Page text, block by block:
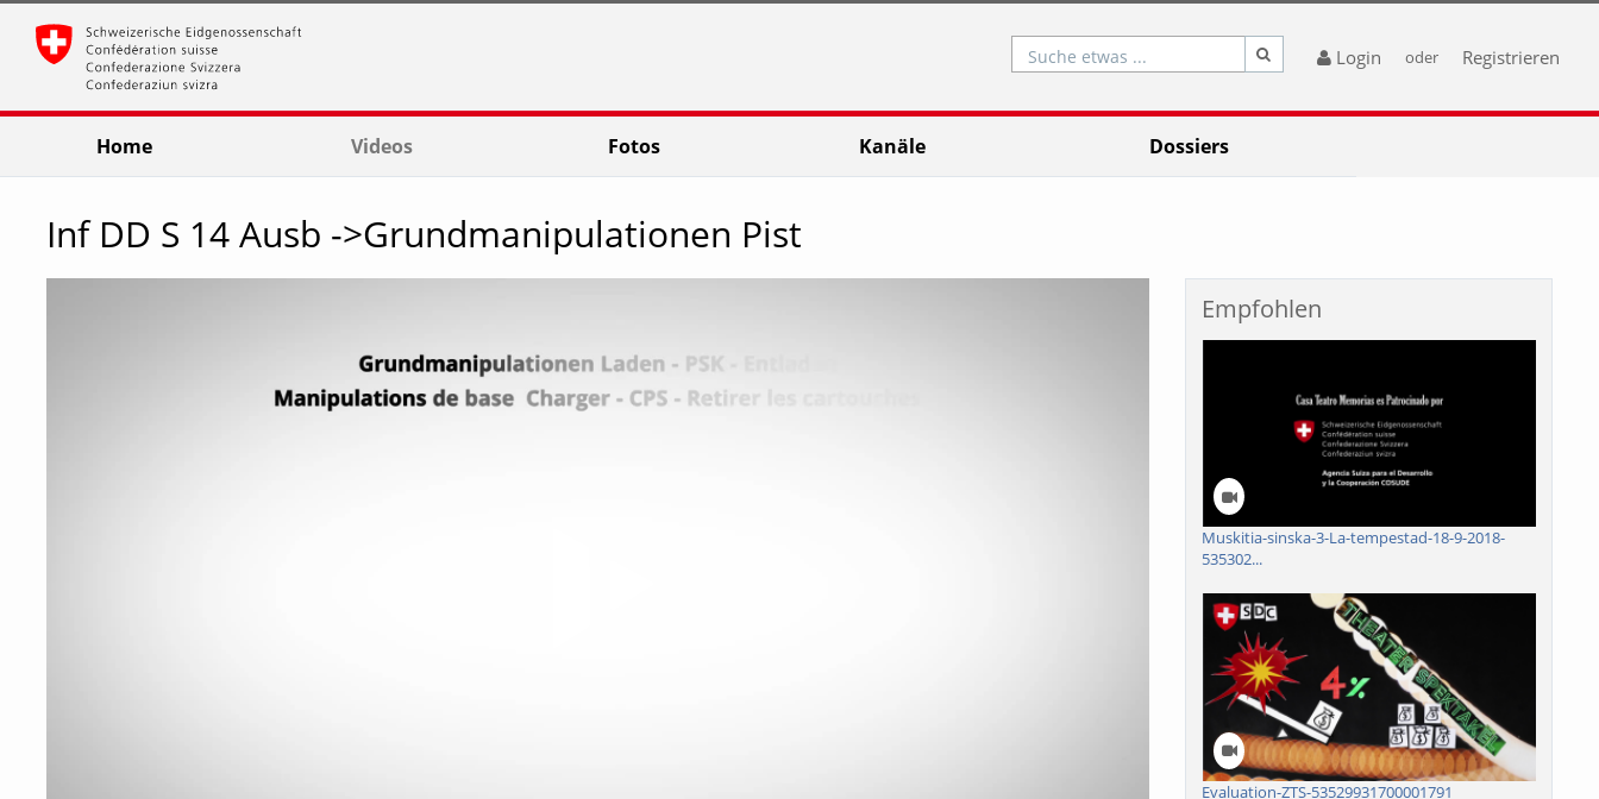
Suche etwas ... Login oder Registrieren
Home Videos Fotos Kanäle Dossiers
Inf DD S 14 Ausb ->Grundmanipulationen Pist
Empfohlen
Muskitia-sinska-3-La-tempestad-18-9-2018-
535302...
Evaluation-ZTS-53529931700001791